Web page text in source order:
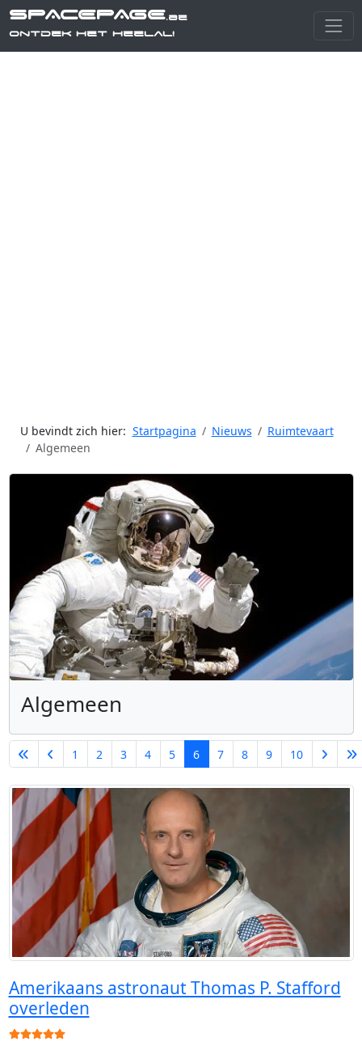
SPACEPAGE.be
Ontdek het heelal!
U bevindt zich hier: Startpagina Nieuws
Ruimtevaart
Algemeen
Algemeen
Pagina 6 van 15
1 2 3 4 5 6 7 8 9 10
Amerikaans astronaut Thomas P. Stafford
overleden
Gebruikerswaardering: